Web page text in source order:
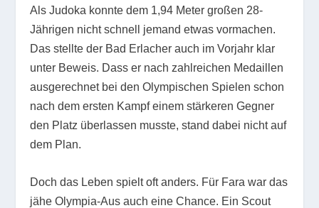
Als Judoka konnte dem 1,94 Meter großen 28-
Jährigen nicht schnell jemand etwas vormachen.
Das stellte der Bad Erlacher auch im Vorjahr klar
unter Beweis. Dass er nach zahlreichen Medaillen
ausgerechnet bei den Olympischen Spielen schon
nach dem ersten Kampf einem stärkeren Gegner
den Platz überlassen musste, stand dabei nicht auf
dem Plan.
Doch das Leben spielt oft anders. Für Fara war das
jähe Olympia-Aus auch eine Chance. Ein Scout